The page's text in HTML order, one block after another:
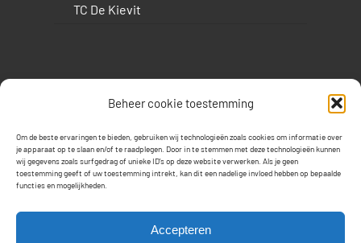
Beheer cookie toestemming
Om de beste ervaringen te bieden, gebruiken wij technologieën zoals cookies om informatie over
je apparaat op te slaan en/of te raadplegen. Door in te stemmen met deze technologieën kunnen
wij gegevens zoals surfgedrag of unieke ID's op deze website verwerken. Als je geen
toestemming geeft of uw toestemming intrekt, kan dit een nadelige invloed hebben op bepaalde
functies en mogelijkheden.
Accepteren
TC De Kievit
Wij zijn sociaal